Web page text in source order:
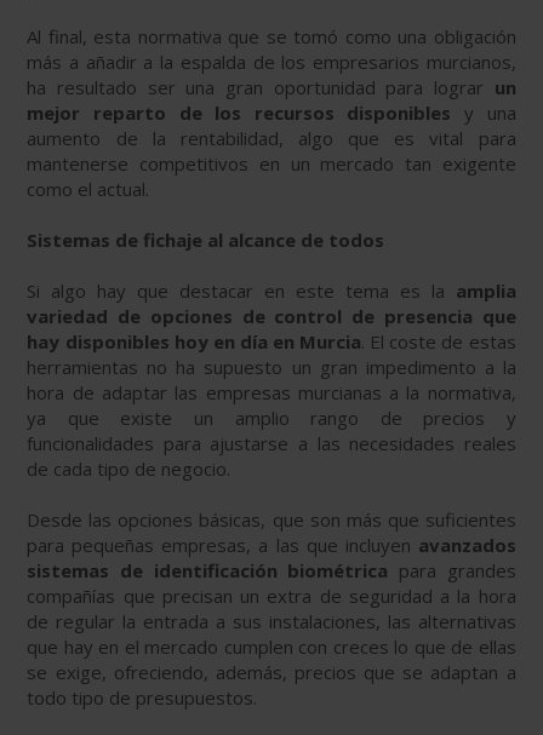
Al final, esta normativa que se tomó como una obligación
más a añadir a la espalda de los empresarios murcianos,
ha resultado ser una gran oportunidad para lograr un
mejor reparto de los recursos disponibles y una
aumento de la rentabilidad, algo que es vital para
mantenerse competitivos en un mercado tan exigente
como el actual.
Sistemas de fichaje al alcance de todos
Si algo hay que destacar en este tema es la amplia
variedad de opciones de control de presencia que
hay disponibles hoy en día en Murcia. El coste de estas
herramientas no ha supuesto un gran impedimento a la
hora de adaptar las empresas murcianas a la normativa,
ya que existe un amplio rango de precios y
funcionalidades para ajustarse a las necesidades reales
de cada tipo de negocio.
Desde las opciones básicas, que son más que suficientes
para pequeñas empresas, a las que incluyen avanzados
sistemas de identificación biométrica para grandes
compañías que precisan un extra de seguridad a la hora
de regular la entrada a sus instalaciones, las alternativas
que hay en el mercado cumplen con creces lo que de ellas
se exige, ofreciendo, además, precios que se adaptan a
todo tipo de presupuestos.